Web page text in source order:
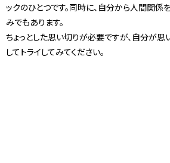
ックのひとつです。同時に、自分から人間関係
みでもあります。
ちょっとした思い切りが必要ですが、自分が
してトライしてみてください。